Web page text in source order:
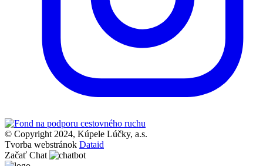
© Copyright 2024, Kúpele Lúčky, a.s.
Tvorba webstránok Dataid
Začať Chat